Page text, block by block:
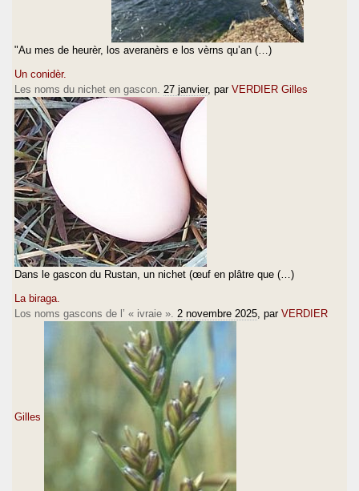
"Au mes de heurèr, los averanèrs e los vèrns qu’an (…)
Un conidèr.
Les noms du nichet en gascon. 27 janvier, par VERDIER Gilles
Dans le gascon du Rustan, un nichet (œuf en plâtre que (…)
La biraga.
Los noms gascons de l’ « ivraie ». 2 novembre 2025 , par VERDIER
Gilles